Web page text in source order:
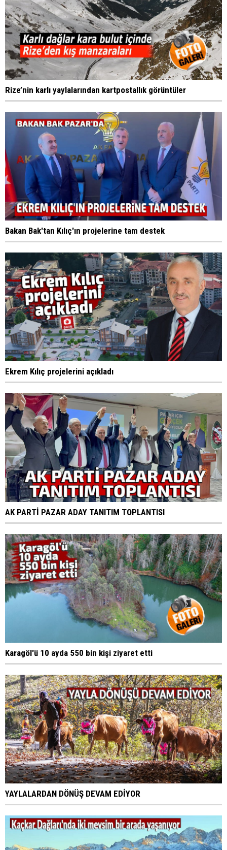
Rize’nin karlı yaylalarından kartpostallık görüntüler
Bakan Bak'tan Kılıç'ın projelerine tam destek
Ekrem Kılıç projelerini açıkladı
AK PARTİ PAZAR ADAY TANITIM TOPLANTISI
Karagöl'ü 10 ayda 550 bin kişi ziyaret etti
YAYLALARDAN DÖNÜŞ DEVAM EDİYOR